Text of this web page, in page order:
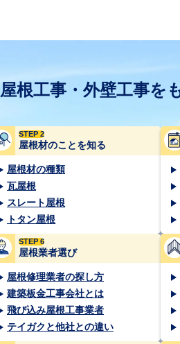
屋根工事・外壁工事を
STEP 2
屋根材のことを知る
屋根材の種類
瓦屋根
スレート屋根
トタン屋根
STEP 6
屋根業者選び
屋根修理業者の探し方
建築板金工事会社とは
飛び込み屋根工事業者
テイガクと他社との違い